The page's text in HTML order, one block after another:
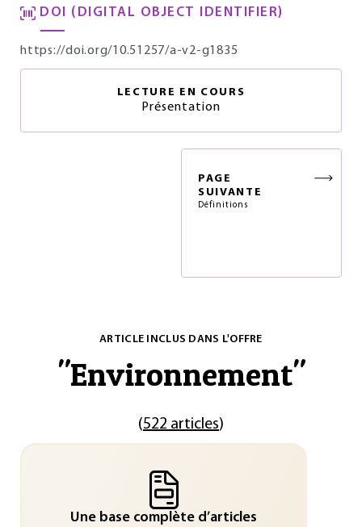
DOI (DIGITAL OBJECT IDENTIFIER)
https://doi.org/10.51257/a-v2-g1835
LECTURE EN COURS
Présentation
PAGE
SUIVANTE
Définitions
ARTICLE INCLUS DANS L'OFFRE
"Environnement"
(522 articles)
Une base complète d’articles